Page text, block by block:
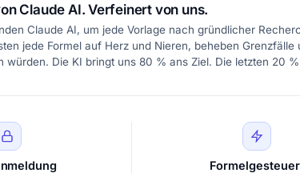
Claude AI. Verfeinert von uns.
Claude AI, um jede Vorlage nach gründlicher
jede Formel auf Herz und Nieren, beheben
würden. Die KI bringt uns 80 % ans Ziel. Die letzten 20